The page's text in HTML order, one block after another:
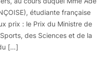
étudiante française
prix : le Prix du Ministre de
des Sciences et de la
[…]